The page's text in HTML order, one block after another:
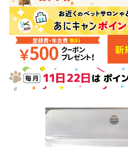
ドッグフード
美容・ケア用品
日用品（デイリー）
あにまるキャンパスについて
アフターサービス
商品リクエスト